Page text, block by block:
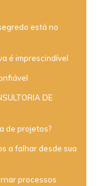
está no
é imprescindível
DE
de projetos?
a falhar desde sua
processos